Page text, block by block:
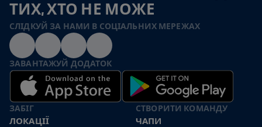
ТИХ, ХТО НЕ МОЖЕ
СЛІДКУЙ ЗА НАМИ В СОЦІАЛЬНИХ МЕРЕЖАХ
ЗАВАНТАЖУЙ ДОДАТОК
ЗАБІГ
ЛОКАЦІЇ
СТВОРИТИ КОМАНДУ
ЧАПИ